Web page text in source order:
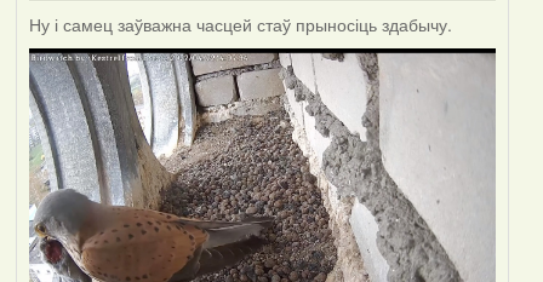
Ну і самец заўважна часцей стаў прыносіць здабычу.